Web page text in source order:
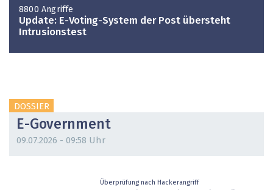
8800 Angriffe
Update: E-Voting-System der Post übersteht
Intrusionstest
DOSSIER
E-Government
09.07.2026 - 09:58 Uhr
Überprüfung nach Hackerangriff